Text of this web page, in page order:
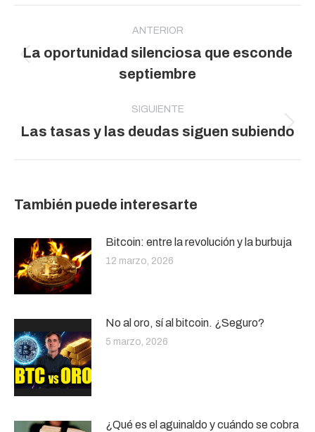
publicaciones
ANTERIOR
Publicación
anterior:
La oportunidad silenciosa que esconde
septiembre
SIGUIENTE
Publicación
Las tasas y las deudas siguen subiendo
También puede interesarte
Bitcoin: entre la revolución y la burbuja
12 marzo, 2026
No al oro, sí al bitcoin. ¿Seguro?
5 marzo, 2026
¿Qué es el aguinaldo y cuándo se cobra